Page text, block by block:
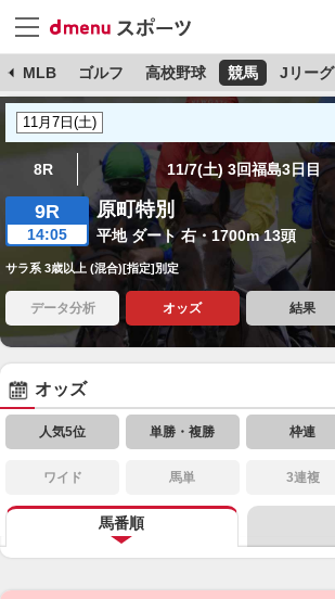
MLB ゴルフ 高校野球 競馬 Jリーグ
8R 11/7(土) 3回福島3日目
9R
14:05
原町特別
平地 ダート 右・1700m 13頭
サラ系 3歳以上 (混合)[指定]別定
データ分析 オッズ 結果
オッズ
人気5位 単勝・複勝 枠連
ワイド 馬単 3連複
馬番順